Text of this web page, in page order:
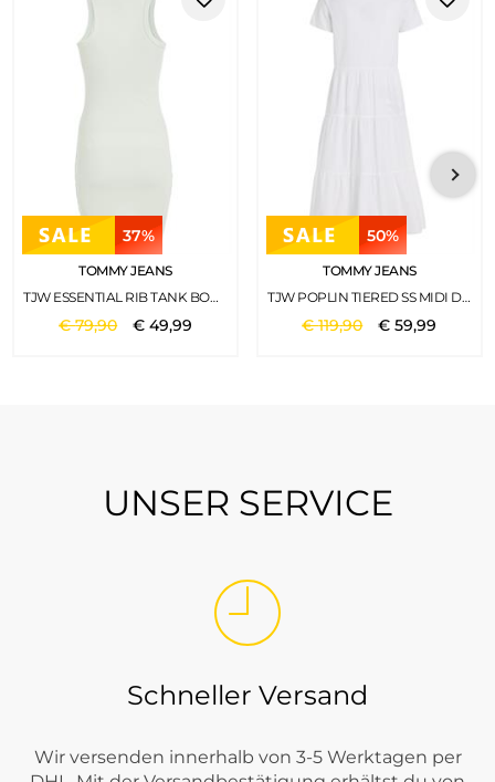
37%
TOMMY JEANS
TJW ESSENTIAL RIB TANK BODYCON MINTY
€79,90 €49,99
50%
TOMMY JEANS
TJW POPLIN TIERED SS MIDI DRESS WHITE
€119,90 €59,99
UNSER SERVICE
Schneller Versand
Wir versenden innerhalb von 3-5 Werktagen per